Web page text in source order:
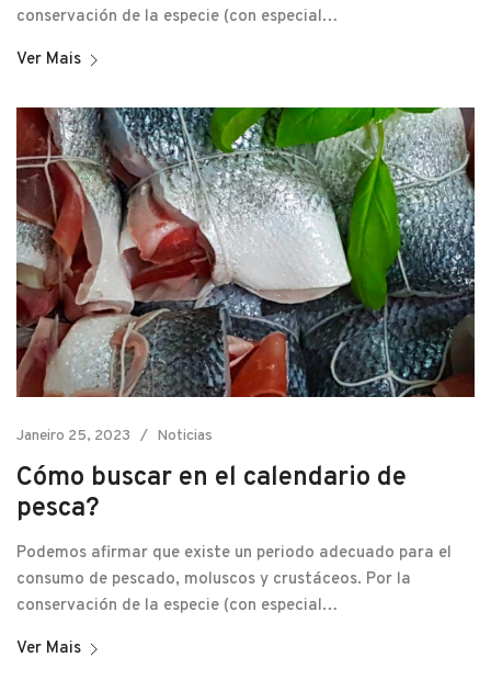
conservación de la especie (con especial…
Ver Mais
Janeiro 25, 2023 Noticias
Cómo buscar en el calendario de
pesca?
Podemos afirmar que existe un periodo adecuado para el
consumo de pescado, moluscos y crustáceos. Por la
conservación de la especie (con especial…
Ver Mais